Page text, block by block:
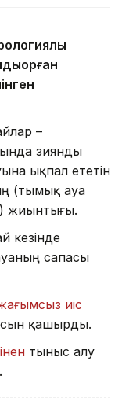
–
зиянды
ықпал ететін
(тымық ауа
жиынтығы.
кезінде
сапасы
иіс
қашырды.
тыныс алу